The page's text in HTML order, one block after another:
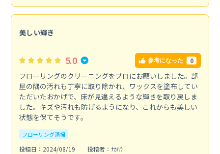
美しい輝き
5.0 参考になった 0
フローリングのクリーニングをプロにお願いしました。部
屋の隅の汚れも丁寧に取り除かれ、ワックスを塗布してい
ただいたおかげで、床が見違えるような輝きを取り戻しま
した。キズや汚れも防げるようになり、これからも美しい
状態を保てそうです。
フローリング清掃
投稿日：2024/08/19
投稿者：ﾅｶﾊﾗ